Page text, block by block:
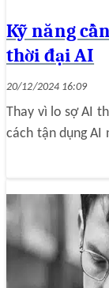
Kỹ năng
thời đại AI
20/12/2024 16:09
Thay vì lo sợ AI
cách tận dụng